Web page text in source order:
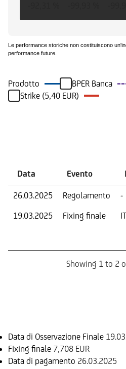
Le performance storiche non costituiscono
performance future.
Prodotto
BPER Banca
Strike (5,40 EUR)
Data Evento
26.03.2025 Regolamento -
19.03.2025
Fixing finale
Showing 1 to 2
Data di Osservazione Finale
Fixing finale 7,708 EUR
Data di pagamento 26.03.2025